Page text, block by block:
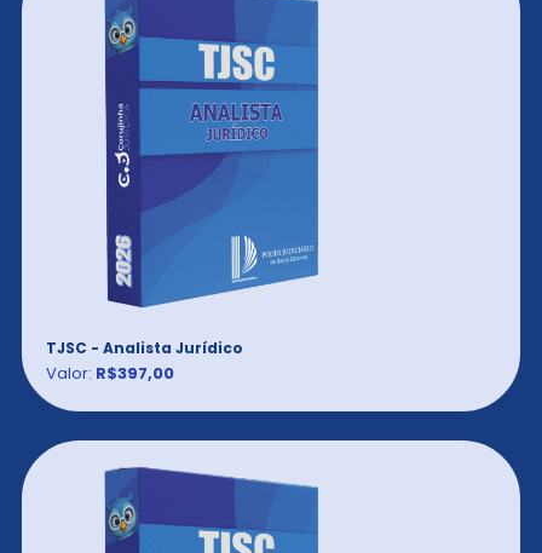
TJSC - Analista Jurídico
Valor: R$397,00